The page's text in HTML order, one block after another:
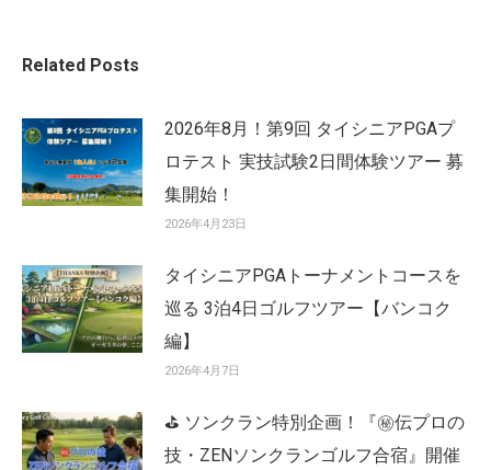
Related Posts
2026年8月！第9回 タイシニアPGAプ
ロテスト 実技試験2日間体験ツアー 募
集開始！
2026年4月23日
タイシニアPGAトーナメントコースを
巡る 3泊4日ゴルフツアー【バンコク
編】
2026年4月7日
⛳ ソンクラン特別企画！『㊙️伝プロの
技・ZENソンクランゴルフ合宿』開催